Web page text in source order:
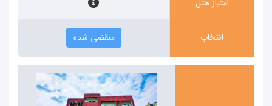
امتیاز هتل
انتخاب منقضی شده